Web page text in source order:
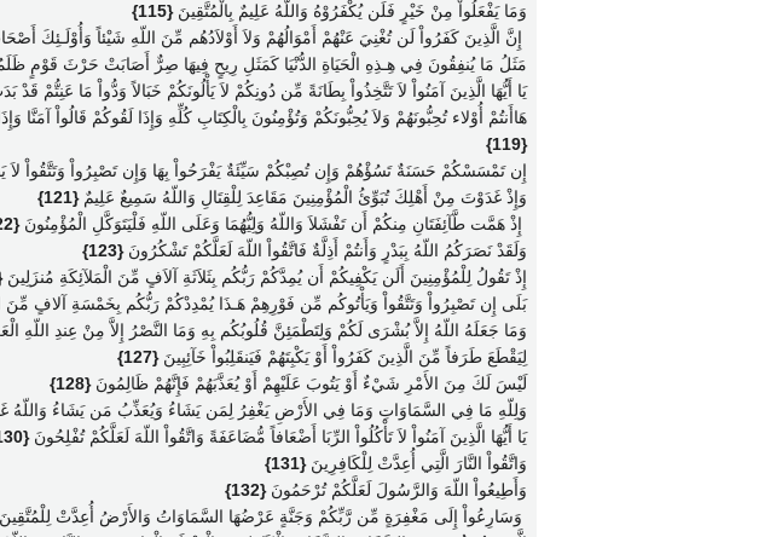
وَمَا يَفْعَلُواْ مِنْ خَيْرٍ فَلَن يُكْفَرُوْهُ وَاللّهُ عَلِيمٌ بِالْمُتَّقِينَ{115}
إِنَّ الَّذِينَ كَفَرُواْ لَن تُغْنِيَ عَنْهُمْ أَمْوَالُهُمْ وَلاَ أَوْلاَدُهُم مِّنَ اللّهِ شَيْئاً وَأُوْلَـئِكَ
مَثَلُ مَا يُنفِقُونَ فِي هِـذِهِ الْحَيَاةِ الدُّنْيَا كَمَثَلِ رِيحٍ فِيهَا صِرٌّ أَصَابَتْ حَرْثَ قَوْمٍ
يَا أَيُّهَا الَّذِينَ آمَنُواْ لاَ تَتَّخِذُواْ بِطَانَةً مِّن دُونِكُمْ لاَ يَأْلُونَكُمْ خَبَالاً وَدُّواْ مَا
هَاأَنتُمْ أُوْلاء تُحِبُّونَهُمْ وَلاَ يُحِبُّونَكُمْ وَتُؤْمِنُونَ بِالْكِتَابِ كُلِّهِ وَإِذَا لَقُوكُمْ قَالُواْ
{119}
إِن تَمْسَسْكُمْ حَسَنَةٌ تَسُؤْهُمْ وَإِن تُصِبْكُمْ سَيِّئَةٌ يَفْرَحُواْ بِهَا وَإِن تَصْبِرُواْ وَتَتَّقُواْ
وَإِذْ غَدَوْتَ مِنْ أَهْلِكَ تُبَوِّئُ الْمُؤْمِنِينَ مَقَاعِدَ لِلْقِتَالِ وَاللّهُ سَمِيعٌ عَلِيمٌ{121}
‏ إِذْ هَمَّت طَّآئِفَتَانِ مِنكُمْ أَن تَفْشَلاَ وَاللّهُ وَلِيُّهُمَا وَعَلَى اللّهِ فَلْيَتَوَكَّلِ الْمُؤْمِنُونَ{122}
وَلَقَدْ نَصَرَكُمُ اللّهُ بِبَدْرٍ وَأَنتُمْ أَذِلَّةٌ فَاتَّقُواْ اللّهَ لَعَلَّكُمْ تَشْكُرُونَ{123}
إِذْ تَقُولُ لِلْمُؤْمِنِينَ أَلَن يَكْفِيكُمْ أَن يُمِدَّكُمْ رَبُّكُم بِثَلاَثَةِ آلاَفٍ مِّنَ الْمَلآئِكَةِ مُنزَلِينَ
بَلَى إِن تَصْبِرُواْ وَتَتَّقُواْ وَيَأْتُوكُم مِّن فَوْرِهِمْ هَـذَا يُمْدِدْكُمْ رَبُّكُم بِخَمْسَةِ آلافٍ
وَمَا جَعَلَهُ اللّهُ إِلاَّ بُشْرَى لَكُمْ وَلِتَطْمَئِنَّ قُلُوبُكُم بِهِ وَمَا النَّصْرُ إِلاَّ مِنْ عِندِ اللّهِ
لِيَقْطَعَ طَرَفاً مِّنَ الَّذِينَ كَفَرُواْ أَوْ يَكْبِتَهُمْ فَيَنقَلِبُواْ خَآئِبِينَ{127}
لَيْسَ لَكَ مِنَ الأَمْرِ شَيْءٌ أَوْ يَتُوبَ عَلَيْهِمْ أَوْ يُعَذَّبَهُمْ فَإِنَّهُمْ ظَالِمُونَ{128}
وَلِلّهِ مَا فِي السَّمَاوَاتِ وَمَا فِي الأَرْضِ يَغْفِرُ لِمَن يَشَاءُ وَيُعَذِّبُ مَن يَشَاءُ وَاللّهُ
يَا أَيُّهَا الَّذِينَ آمَنُواْ لاَ تَأْكُلُواْ الرِّبَا أَضْعَافاً مُّضَاعَفَةً وَاتَّقُواْ اللّهَ لَعَلَّكُمْ تُفْلِحُونَ{130}
وَاتَّقُواْ النَّارَ الَّتِي أُعِدَّتْ لِلْكَافِرِينَ{131}
وَأَطِيعُواْ اللّهَ وَالرَّسُولَ لَعَلَّكُمْ تُرْحَمُونَ{132}
وَسَارِعُواْ إِلَى مَغْفِرَةٍ مِّن رَّبِّكُمْ وَجَنَّةٍ عَرْضُهَا السَّمَاوَاتُ وَالأَرْضُ أُعِدَّتْ